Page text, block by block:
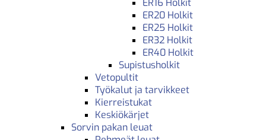
ER20 Holkit
ER25 Holkit
ER32 Holkit
ER40 Holkit
Supistusholkit
Vetopultit
Työkalut ja tarvikkeet
Kierreistukat
Keskiökärjet
Sorvin pakan leuat